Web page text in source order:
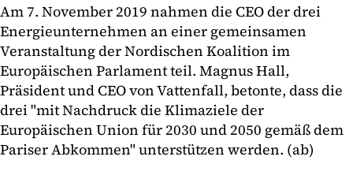
Am 7. November 2019 nahmen die CEO der drei
Energieunternehmen an einer gemeinsamen
Veranstaltung der Nordischen Koalition im
Europäischen Parlament teil. Magnus Hall,
Präsident und CEO von Vattenfall, betonte, dass die
drei "mit Nachdruck die Klimaziele der
Europäischen Union für 2030 und 2050 gemäß dem
Pariser Abkommen" unterstützen werden. (ab)